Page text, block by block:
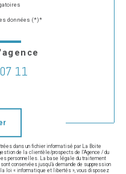
données (*)*
11
dans un fichier informatisé par La Boite
de la clientèle/prospects de l'Agence / du
personnelles. La base légale du traitement
conservées jusqu'à demande de suppression
loi « informatique et libertés », vous disposez